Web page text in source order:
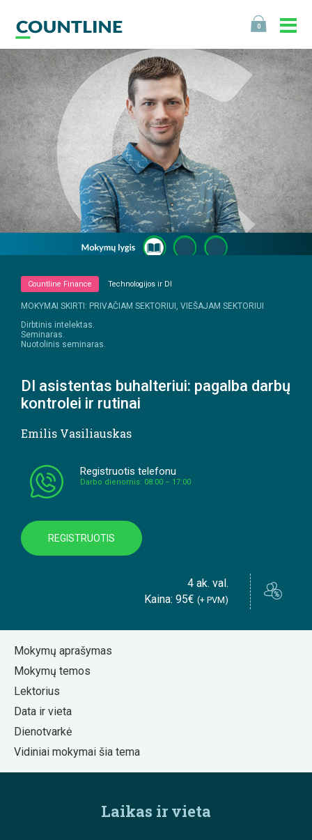
0
Countline Finance Technologijos ir DI
MOKYMAI SKIRTI: PRIVAČIAM SEKTORIUI, VIEŠAJAM SEKTORIUI
Dirbtinis intelektas.
Seminaras.
Nuotolinis seminaras.
DI asistentas buhalteriui: pagalba darbų
kontrolei ir rutinai
Emilis Vasiliauskas
Registruotis telefonu
Darbo dienomis: 08:00 – 17:00
REGISTRUOTIS
4 ak. val.
Kaina: 95€ (+ PVM)
Mokymų aprašymas
Mokymų temos
Lektorius
Data ir vieta
Dienotvarkė
Vidiniai mokymai šia tema
Laikas ir vieta